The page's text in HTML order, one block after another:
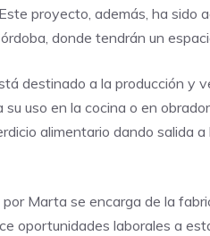
proyecto, además, ha sido
donde tendrán un
destinado a la producción y
uso en la cocina o en
alimentario dando salida
Marta se encarga de la
oportunidades laborales a